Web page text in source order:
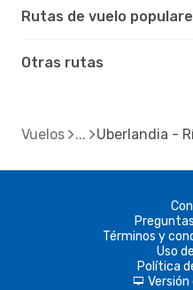
Rutas de vuelo
Otras rutas
Vuelos Uberlandia -
Términos y
Uso
Política
d